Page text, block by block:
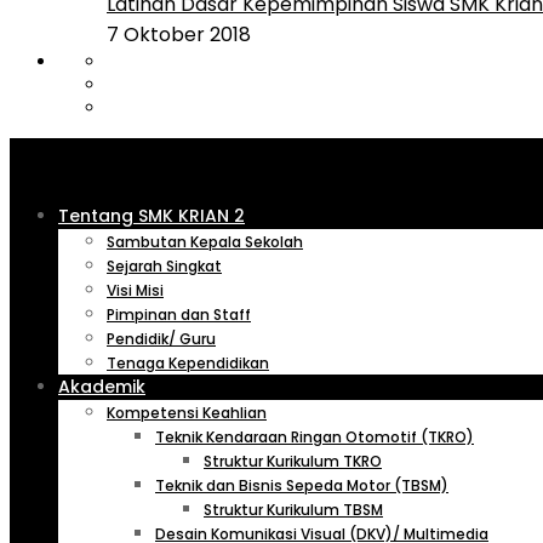
7 Oktober 2018
Tentang SMK KRIAN 2
Sambutan Kepala Sekolah
Sejarah Singkat
Visi Misi
Pimpinan dan Staff
Pendidik/ Guru
Tenaga Kependidikan
Akademik
Kompetensi Keahlian
Teknik Kendaraan Ringan Otomotif (TKRO)
Struktur Kurikulum TKRO
Teknik dan Bisnis Sepeda Motor (TBSM)
Struktur Kurikulum TBSM
Desain Komunikasi Visual (DKV)/ Multimedia